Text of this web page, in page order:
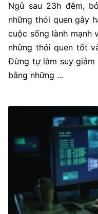
Ngủ sau 23h đêm,
những thói quen gây
cuộc sống lành mạnh
những thói quen tốt
Đừng tự làm suy giảm
bằng những ...